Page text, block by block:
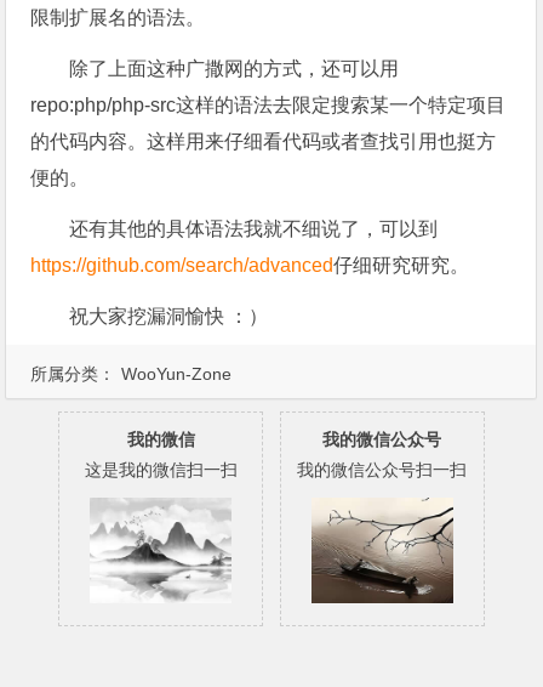
所属分类： WooYun-Zone
限制扩展名的语法。
除了上面这种广撒网的方式，还可以用
repo:php/php-src这样的语法去限定搜索某一个特定项目
的代码内容。这样用来仔细看代码或者查找引用也挺方
便的。
还有其他的具体语法我就不细说了，可以到
https://github.com/search/advanced仔细研究研究。
祝大家挖漏洞愉快 ：）
我的微信
这是我的微信扫一扫
我的微信公众号
我的微信公众号扫一扫